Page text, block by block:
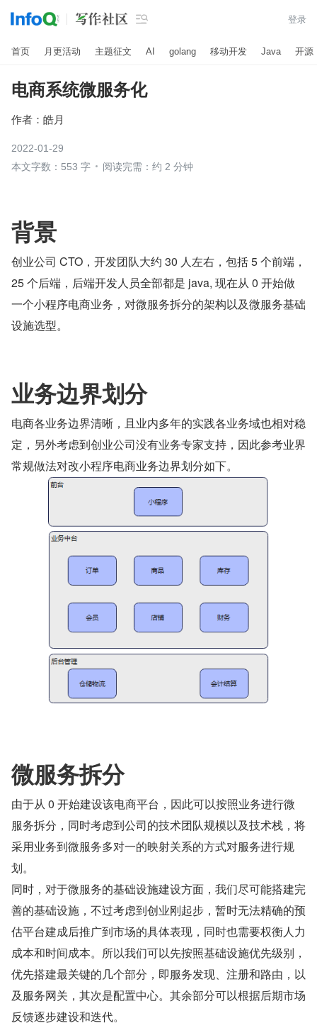
 登录
首页 月更活动 主题征文 AI golang 移动开发 Java 开源
电商系统微服务化
作者： 皓月
2022-01-29
本文字数：553 字
阅读完需：约 2 分钟
背景
创业公司 CTO，开发团队大约 30 人左右，包括 5 个前端，
25 个后端，后端开发人员全部都是 java, 现在从 0 开始做
一个小程序电商业务，对微服务拆分的架构以及微服务基础
设施选型。
业务边界划分
电商各业务边界清晰，且业内多年的实践各业务域也相对稳
定，另外考虑到创业公司没有业务专家支持，因此参考业界
常规做法对改小程序电商业务边界划分如下。
微服务拆分
由于从 0 开始建设该电商平台，因此可以按照业务进行微
服务拆分，同时考虑到公司的技术团队规模以及技术栈，将
采用业务到微服务多对一的映射关系的方式对服务进行规
划。
同时，对于微服务的基础设施建设方面，我们尽可能搭建完
善的基础设施，不过考虑到创业刚起步，暂时无法精确的预
估平台建成后推广到市场的具体表现，同时也需要权衡人力
成本和时间成本。所以我们可以先按照基础设施优先级别，
优先搭建最关键的几个部分，即服务发现、注册和路由，以
及服务网关，其次是配置中心。其余部分可以根据后期市场
反馈逐步建设和迭代。